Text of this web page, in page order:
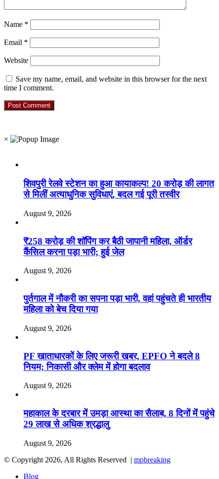
Name *
Email *
Website
Save my name, email, and website in this browser for the next
time I comment.
×
शिवपुरी रेलवे स्टेशन का हुआ कायाकल्प! 20 करोड़ की लागत
से मिलीं अत्याधुनिक सुविधाएं, बदल गई पूरी तस्वीर
August 9, 2026
₹258 करोड़ की शॉपिंग कर बैठी जापानी महिला, ऑर्डर
कैंसिल करना पड़ा भारी; हुई जेल
August 9, 2026
पुर्तगाल में नौकरी का सपना पड़ा भारी, वहां पहुंचते ही भारतीय
महिला को बेच दिया गया
August 9, 2026
PF खाताधारकों के लिए जरूरी खबर, EPFO ने बदले 8
नियम; निकासी और क्लेम में होगा बदलाव
August 9, 2026
महाकाल के दरबार में उमड़ा आस्था का सैलाब, 8 दिनों में पहुंचे
29 लाख से अधिक श्रद्धालु
August 9, 2026
© Copyright 2026, All Rights Reserved | mpbreaking
Blog